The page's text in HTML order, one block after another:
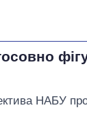
НАБУ